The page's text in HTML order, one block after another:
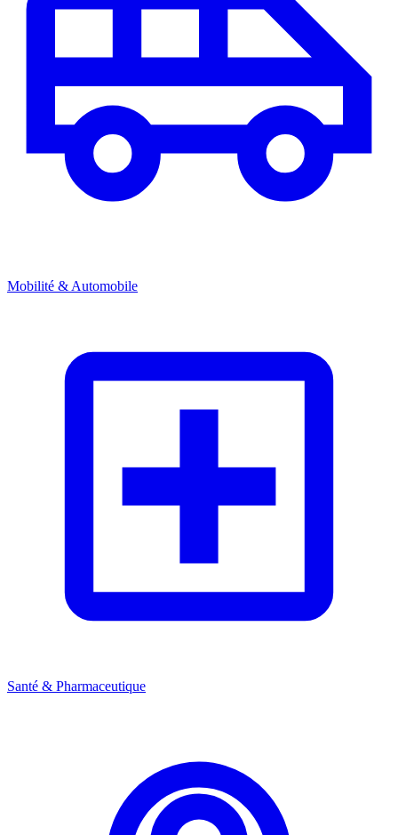
Mobilité & Automobile
Santé & Pharmaceutique